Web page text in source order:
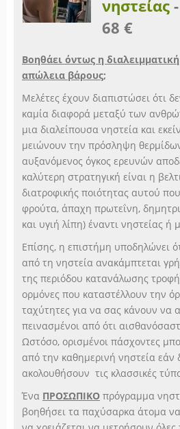
νηστείας -
68 €
Βοηθάει όντως η
απώλεια βάρους;
Μελέτες έχουν διαπιστώσει ότι
καμία διαφορά μεταξύ των
μια διαλείπουσα νηστεία και
μειώνουν την πρόσληψη
αυξανόμενος όγκος ερευνών
καλύτερη στρατηγική είναι η
διατροφικής ποιότητας αυτού
φρούτα, άπαχη πρωτεΐνη,
και υγιή λίπη) έναντι νηστείας ή
Επίσης, η επιστήμη υποδηλώνει
από τη νηστεία ανακάμπτεται
της περιόδου κατανάλωσης
ορμόνες που καταστέλλουν την
ταχύτητες για να σας κάνουν να
πεινασμένοι από ότι
Ωστόσο, ορισμένοι πάσχοντες
από την καθημερινή νηστεία εάν
ακολουθήσουν τις κλασσικές
Ένα ΠΡΟΣΩΠΙΚΟ πρόγραμμα
βοηθήσει τα παχύσαρκα άτομα